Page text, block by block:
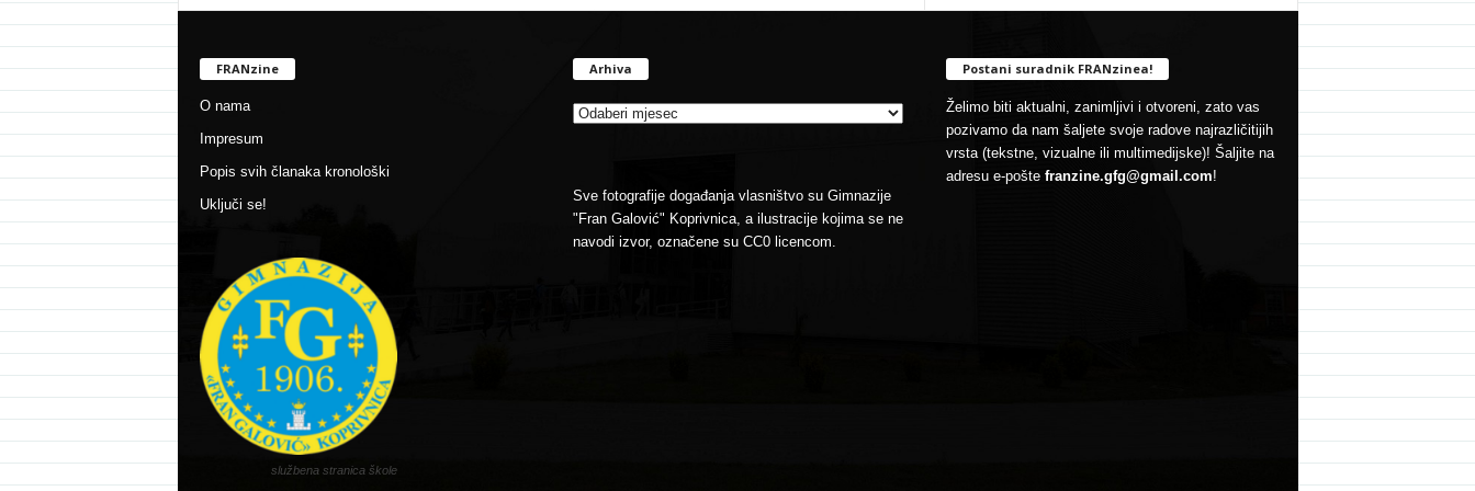
FRANzine
O nama
Impresum
Popis svih članaka kronološki
Uključi se!
službena stranica škole
Arhiva
Sve fotografije događanja vlasništvo su Gimnazije
"Fran Galović" Koprivnica, a ilustracije kojima se ne
navodi izvor, označene su CC0 licencom.
Postani suradnik FRANzinea!
Želimo biti aktualni, zanimljivi i otvoreni, zato vas
pozivamo da nam šaljete svoje radove najrazličitijih
vrsta (tekstne, vizualne ili multimedijske)! Šaljite na
adresu e-pošte franzine.gfg@gmail.com!